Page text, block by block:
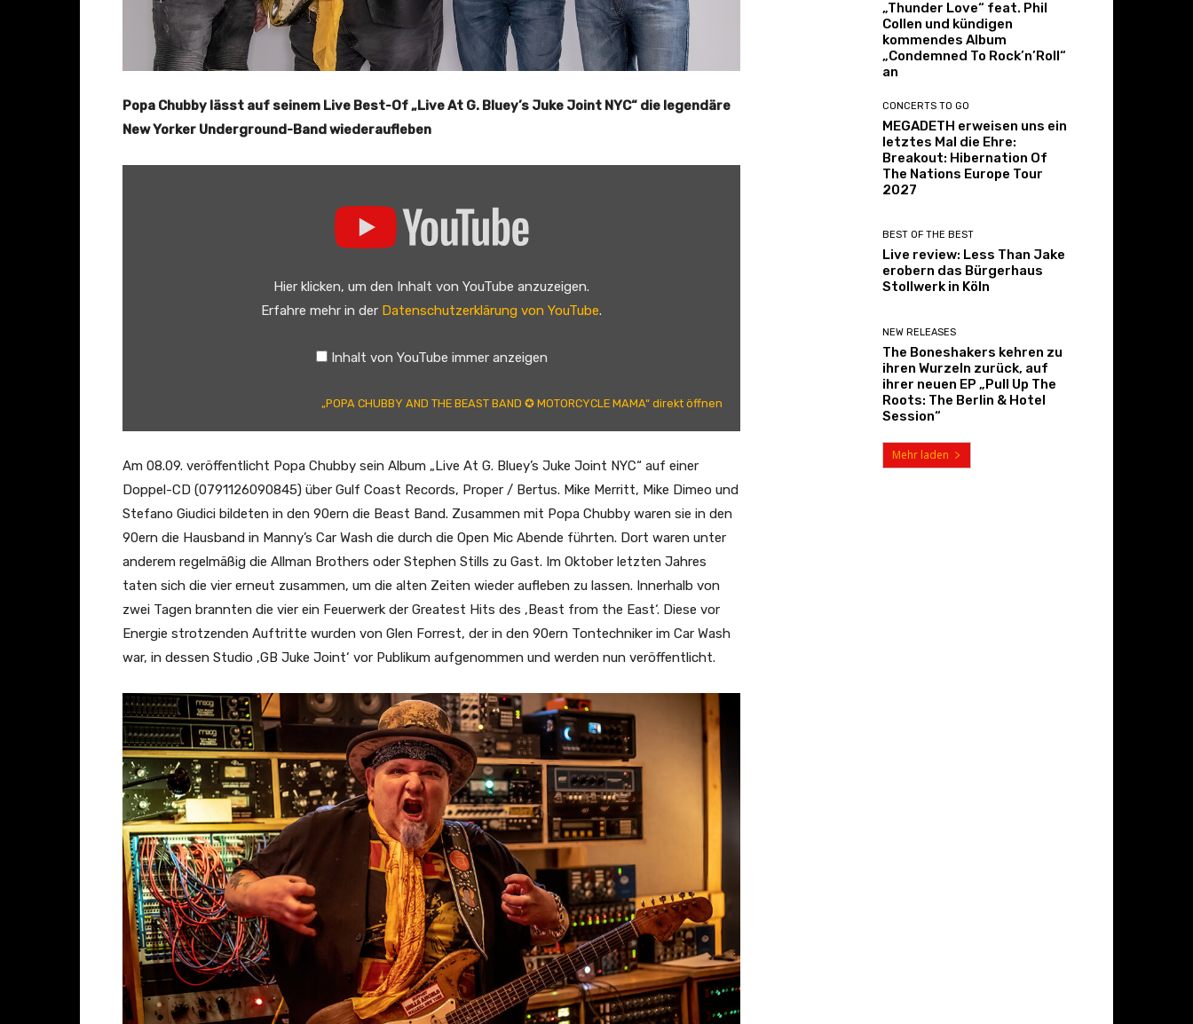
Popa Chubby lässt auf seinem Live Best-Of „Live At G. Bluey’s Juke Joint NYC“ die legendäre
New Yorker Underground-Band wiederaufleben
N
D
T
H
E
B
E
A
S
B
A
N
D
✪
M
O
T
O
R
C
L
Hier klicken, um den Inhalt von YouTube anzuzeigen.
Erfahre mehr in der Datenschutzerklärung von YouTube.
Inhalt von YouTube immer anzeigen
„POPA CHUBBY AND THE BEAST BAND ✪ MOTORCYCLE MAMA“ direkt öffnen
Am 08.09. veröffentlicht Popa Chubby sein Album „Live At G. Bluey’s Juke Joint NYC“ auf einer
Doppel-CD (0791126090845) über Gulf Coast Records, Proper / Bertus. Mike Merritt, Mike Dimeo und
Stefano Giudici bildeten in den 90ern die Beast Band. Zusammen mit Popa Chubby waren sie in den
90ern die Hausband in Manny’s Car Wash die durch die Open Mic Abende führten. Dort waren unter
anderem regelmäßig die Allman Brothers oder Stephen Stills zu Gast. Im Oktober letzten Jahres
taten sich die vier erneut zusammen, um die alten Zeiten wieder aufleben zu lassen. Innerhalb von
zwei Tagen brannten die vier ein Feuerwerk der Greatest Hits des ‚Beast from the East‘. Diese vor
Energie strotzenden Auftritte wurden von Glen Forrest, der in den 90ern Tontechniker im Car Wash
war, in dessen Studio ‚GB Juke Joint‘ vor Publikum aufgenommen und werden nun veröffentlicht.
„Thunder Love“ feat. Phil
Collen und kündigen
kommendes Album
„Condemned To Rock’n’Roll“
an
CONCERTS TO GO
MEGADETH erweisen uns ein
letztes Mal die Ehre:
Breakout: Hibernation Of
The Nations Europe Tour
2027
BEST OF THE BEST
Live review: Less Than Jake
erobern das Bürgerhaus
Stollwerk in Köln
NEW RELEASES
The Boneshakers kehren zu
ihren Wurzeln zurück, auf
ihrer neuen EP „Pull Up The
Roots: The Berlin & Hotel
Session“
Mehr laden